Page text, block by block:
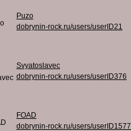
Puzo
dobrynin-rock.ru/users/userID21
Svyatoslavec
dobrynin-rock.ru/users/userID376
FOAD
dobrynin-rock.ru/users/userID1577